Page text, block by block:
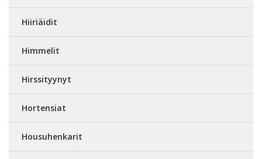
Hiiriäidit
Himmelit
Hirssityynyt
Hortensiat
Housuhenkarit